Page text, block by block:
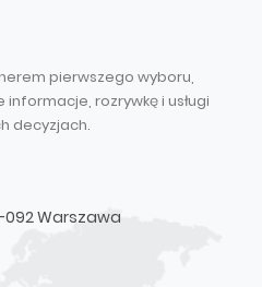
pierwszego wyboru,
rozrywkę i usługi
decyzjach.
092 Warszawa